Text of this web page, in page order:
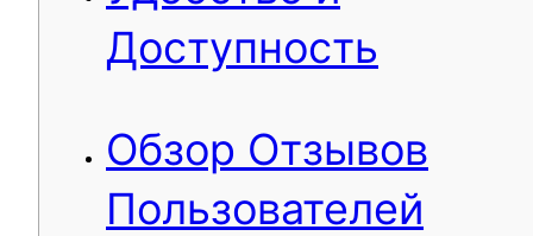
Доступность
Обзор Отзывов
Пользователей